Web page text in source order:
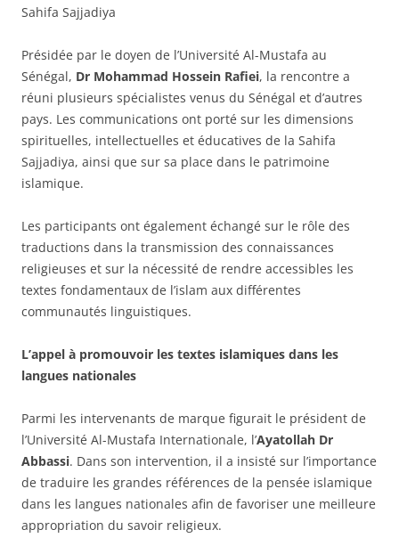
Sahifa Sajjadiya
Présidée par le doyen de l’Université Al-Mustafa au
Sénégal, Dr Mohammad Hossein Rafiei, la rencontre a
réuni plusieurs spécialistes venus du Sénégal et d’autres
pays. Les communications ont porté sur les dimensions
spirituelles, intellectuelles et éducatives de la Sahifa
Sajjadiya, ainsi que sur sa place dans le patrimoine
islamique.
Les participants ont également échangé sur le rôle des
traductions dans la transmission des connaissances
religieuses et sur la nécessité de rendre accessibles les
textes fondamentaux de l’islam aux différentes
communautés linguistiques.
L’appel à promouvoir les textes islamiques dans les
langues nationales
Parmi les intervenants de marque figurait le président de
l’Université Al-Mustafa Internationale, l’Ayatollah Dr
Abbassi. Dans son intervention, il a insisté sur l’importance
de traduire les grandes références de la pensée islamique
dans les langues nationales afin de favoriser une meilleure
appropriation du savoir religieux.